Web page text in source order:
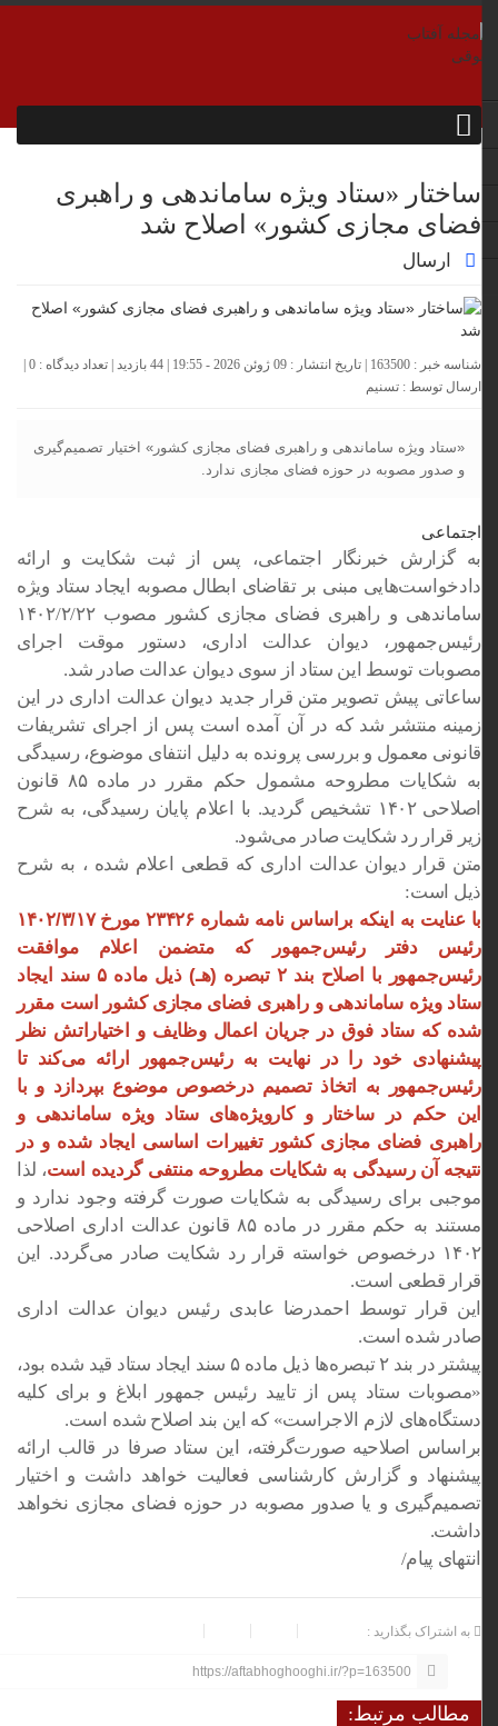
ساختار «ستاد ویژه ساماندهی و راهبری
فضای مجازی کشور» اصلاح شد
ارسال
شناسه خبر : 163500 | تاریخ انتشار : 09 ژوئن 2026 - 19:55 | 44 بازدید | تعداد دیدگاه : 0
|
ارسال توسط :تسنیم
«ستاد ویژه ساماندهی و راهبری فضای مجازی کشور» اختیار تصمیم‌گیری
و صدور مصوبه در حوزه فضای مجازی ندارد.
اجتماعی
به گزارش خبرنگار اجتماعی، پس از ثبت شکایت و ارائه
دادخواست‌هایی مبنی بر تقاضای ابطال مصوبه ایجاد ستاد ویژه
ساماندهی و راهبری فضای مجازی کشور مصوب ۱۴۰۲/۲/۲۲
رئیس‌جمهور، دیوان عدالت اداری،‌ دستور موقت اجرای
مصوبات توسط این ستاد از سوی دیوان عدالت صادر شد.
ساعاتی پیش تصویر متن قرار جدید دیوان عدالت اداری در این
زمینه منتشر شد که در آن آمده است پس از اجرای تشریفات
قانونی معمول و بررسی پرونده به دلیل انتفای موضوع، رسیدگی
به شکایات مطروحه مشمول حکم مقرر در ماده ۸۵ قانون
اصلاحی ۱۴۰۲ تشخیص گردید. با اعلام پایان رسیدگی، به شرح
زیر قرار رد شکایت صادر می‌شود.
متن قرار دیوان عدالت اداری که قطعی اعلام شده ، به شرح
ذیل است:
با عنایت به اینکه براساس نامه شماره ۲۳۴۲۶ مورخ ۱۴۰۲/۳/۱۷
رئیس دفتر رئیس‌جمهور که متضمن اعلام موافقت
رئیس‌جمهور با اصلاح بند ۲ تبصره (هـ) ذیل ماده ۵ سند ایجاد
ستاد ویژه ساماندهی و راهبری فضای مجازی کشور است مقرر
شده که ستاد فوق در جریان اعمال وظایف و اختیاراتش نظر
پیشنهادی خود را در نهایت به رئیس‌جمهور ارائه می‌کند تا
رئیس‌جمهور به اتخاذ تصمیم درخصوص موضوع بپردازد و با
این حکم در ساختار و کارویژه‌های ستاد ویژه ساماندهی و
راهبری فضای مجازی کشور تغییرات اساسی ایجاد شده و در
نتیجه آن رسیدگی به شکایات مطروحه منتفی گردیده است، لذا
موجبی برای رسیدگی به شکایات صورت گرفته وجود ندارد و
مستند به حکم مقرر در ماده ۸۵ قانون عدالت اداری اصلاحی
۱۴۰۲ درخصوص خواسته قرار رد شکایت صادر می‌گردد. این
قرار قطعی است.
این قرار توسط احمدرضا عابدی رئیس دیوان عدالت اداری
صادر شده است.
پیشتر در بند ۲ تبصره‌ها ذیل ماده ۵ سند ایجاد ستاد قید شده بود،
«مصوبات ستاد پس از تایید رئیس جمهور ابلاغ و برای کلیه
دستگاه‌های لازم الاجراست» که این بند اصلاح شده است.
براساس اصلاحیه صورت‌‌گرفته، این ستاد صرفا در قالب ارائه
پیشنهاد و گزارش کارشناسی فعالیت خواهد داشت و اختیار
تصمیم‌گیری و یا صدور مصوبه در حوزه فضای مجازی نخواهد
داشت.
انتهای پیام/
به اشتراک بگذارید :
https://aftabhoghooghi.ir/?p=163500
مطالب مرتبط: